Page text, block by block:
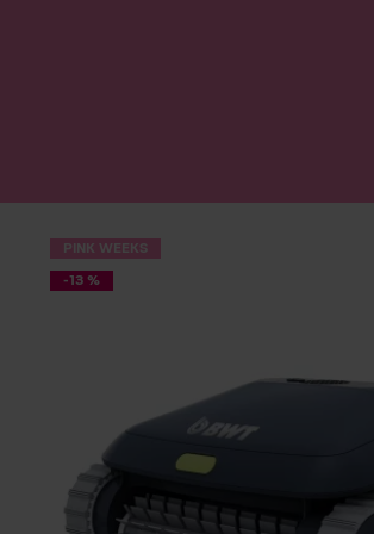
PINK WEEKS
-13 %